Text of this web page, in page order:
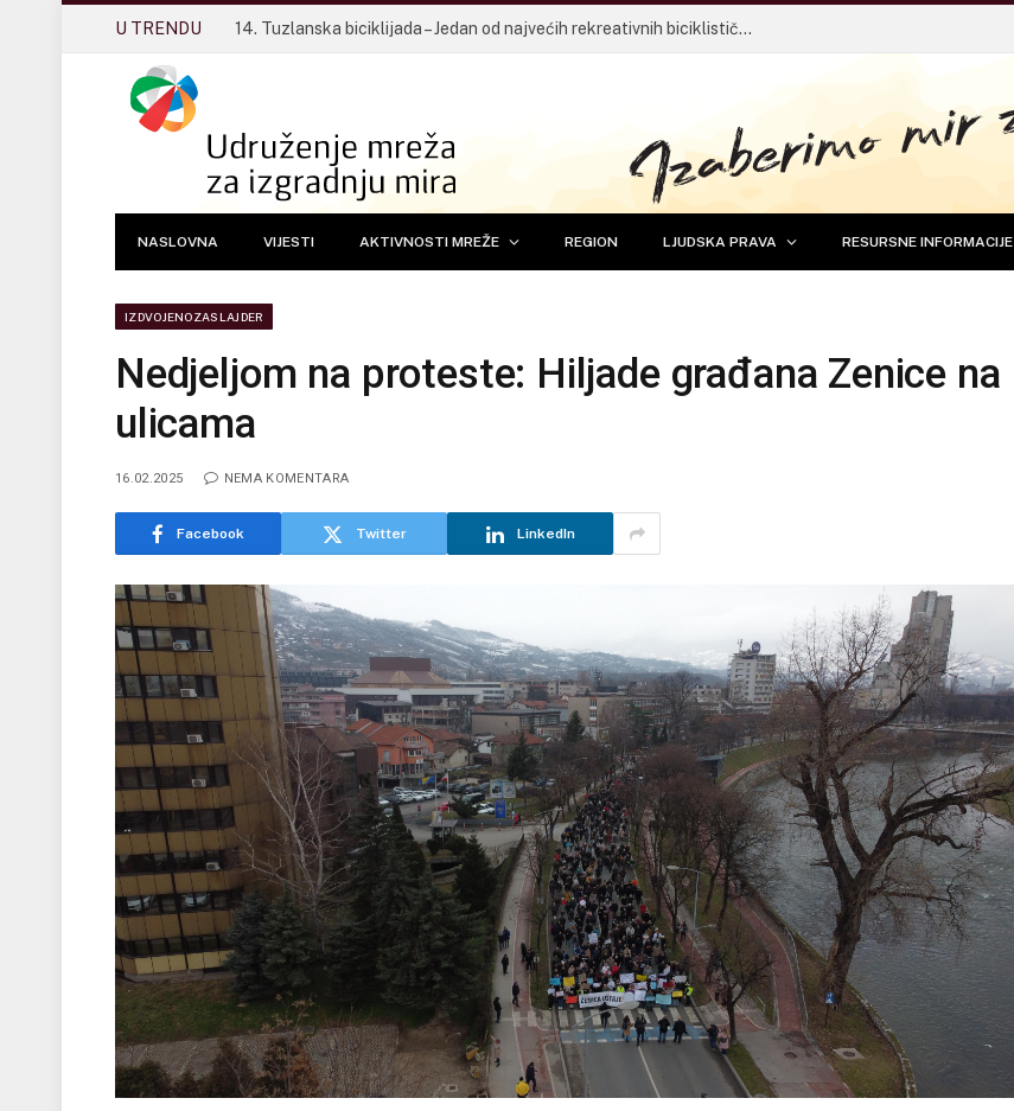
U TRENDU 14. Tuzlanska biciklijada – Jedan od najvećih rekreativnih biciklističkih događaja u BiH vraća se 30. avgusta
NASLOVNA VIJESTI AKTIVNOSTI MREŽE REGION LJUDSKA PRAVA RESURSNE INFORMACIJE
IZDVOJENOZASLAJDER
Nedjeljom na proteste: Hiljade građana Zenice na
ulicama
16.02.2025 NEMA KOMENTARA
Facebook Twitter LinkedIn